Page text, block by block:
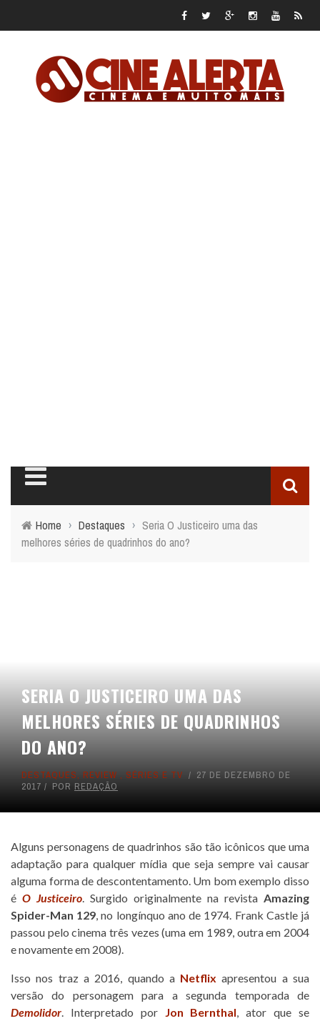
Home › Destaques › Seria O Justiceiro uma das
melhores séries de quadrinhos do ano?
SERIA O JUSTICEIRO UMA DAS
MELHORES SÉRIES DE QUADRINHOS
DO ANO?
DESTAQUES, REVIEW , SÉRIES E TV
27 DE DEZEMBRO DE
2017
POR REDAÇÃO
Alguns personagens de quadrinhos são tão icônicos que uma
adaptação para qualquer mídia que seja sempre vai causar
alguma forma de descontentamento. Um bom exemplo disso
é O Justiceiro. Surgido originalmente na revista Amazing
Spider-Man 129, no longínquo ano de 1974. Frank Castle já
passou pelo cinema três vezes (uma em 1989, outra em 2004
e novamente em 2008).
Isso nos traz a 2016, quando a Netflix apresentou a sua
versão do personagem para a segunda temporada de
Demolidor. Interpretado por Jon Bernthal, ator que se